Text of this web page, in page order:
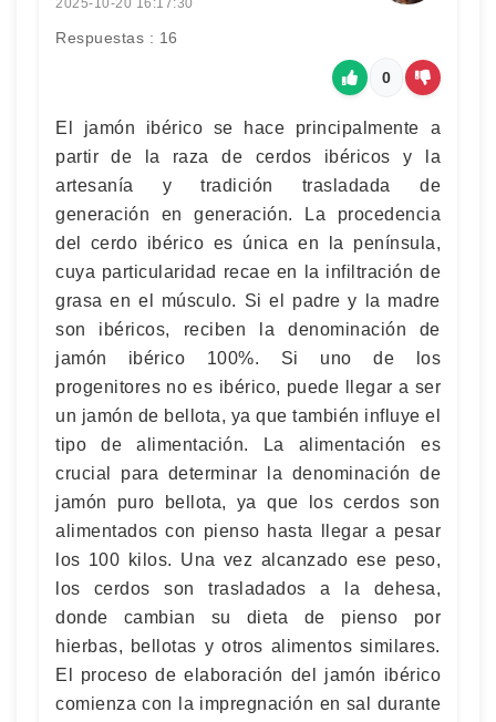
2025-10-20 16:17:30
Respuestas : 16
0
El jamón ibérico se hace principalmente a
partir de la raza de cerdos ibéricos y la
artesanía y tradición trasladada de
generación en generación. La procedencia
del cerdo ibérico es única en la península,
cuya particularidad recae en la infiltración de
grasa en el músculo. Si el padre y la madre
son ibéricos, reciben la denominación de
jamón ibérico 100%. Si uno de los
progenitores no es ibérico, puede llegar a ser
un jamón de bellota, ya que también influye el
tipo de alimentación. La alimentación es
crucial para determinar la denominación de
jamón puro bellota, ya que los cerdos son
alimentados con pienso hasta llegar a pesar
los 100 kilos. Una vez alcanzado ese peso,
los cerdos son trasladados a la dehesa,
donde cambian su dieta de pienso por
hierbas, bellotas y otros alimentos similares.
El proceso de elaboración del jamón ibérico
comienza con la impregnación en sal durante